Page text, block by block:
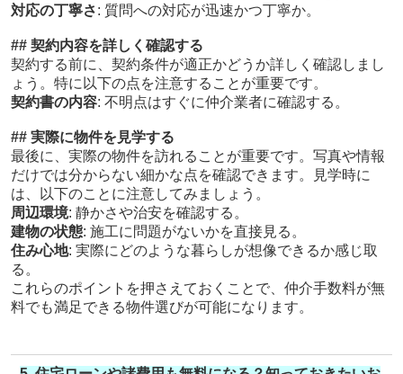
対応の丁寧さ: 質問への対応が迅速かつ丁寧か。
## 契約内容を詳しく確認する
契約する前に、契約条件が適正かどうか詳しく確認しまし
ょう。特に以下の点を注意することが重要です。
契約書の内容: 不明点はすぐに仲介業者に確認する。
## 実際に物件を見学する
最後に、実際の物件を訪れることが重要です。写真や情報
だけでは分からない細かな点を確認できます。見学時に
は、以下のことに注意してみましょう。
周辺環境: 静かさや治安を確認する。
建物の状態: 施工に問題がないかを直接見る。
住み心地: 実際にどのような暮らしが想像できるか感じ取
る。
これらのポイントを押さえておくことで、仲介手数料が無
料でも満足できる物件選びが可能になります。